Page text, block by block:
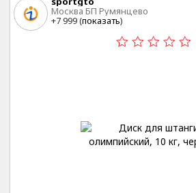
Москва БП Румянцево
+7 999 (показать)